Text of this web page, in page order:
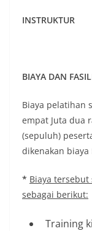
INSTRUKTUR
BIAYA DAN
Biaya pelatihan
empat Juta dua
(sepuluh)
dikenakan biaya
* Biaya tersebut
sebagai berikut:
Training